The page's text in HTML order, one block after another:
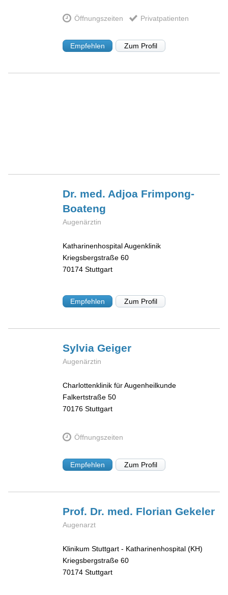
Öffnungszeiten Privatpatienten
Empfehlen Zum Profil
Dr. med. Adjoa Frimpong-
Boateng
Augenärztin
Katharinenhospital Augenklinik
Kriegsbergstraße 60
70174 Stuttgart
Empfehlen Zum Profil
SylviaGeiger
Augenärztin
Charlottenklinik für Augenheilkunde
Falkertstraße 50
70176 Stuttgart
Öffnungszeiten
Empfehlen Zum Profil
Prof. Dr. med. FlorianGekeler
Augenarzt
Klinikum Stuttgart - Katharinenhospital (KH)
Kriegsbergstraße 60
70174 Stuttgart